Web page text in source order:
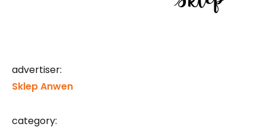
advertiser:
Sklep Anwen
category: